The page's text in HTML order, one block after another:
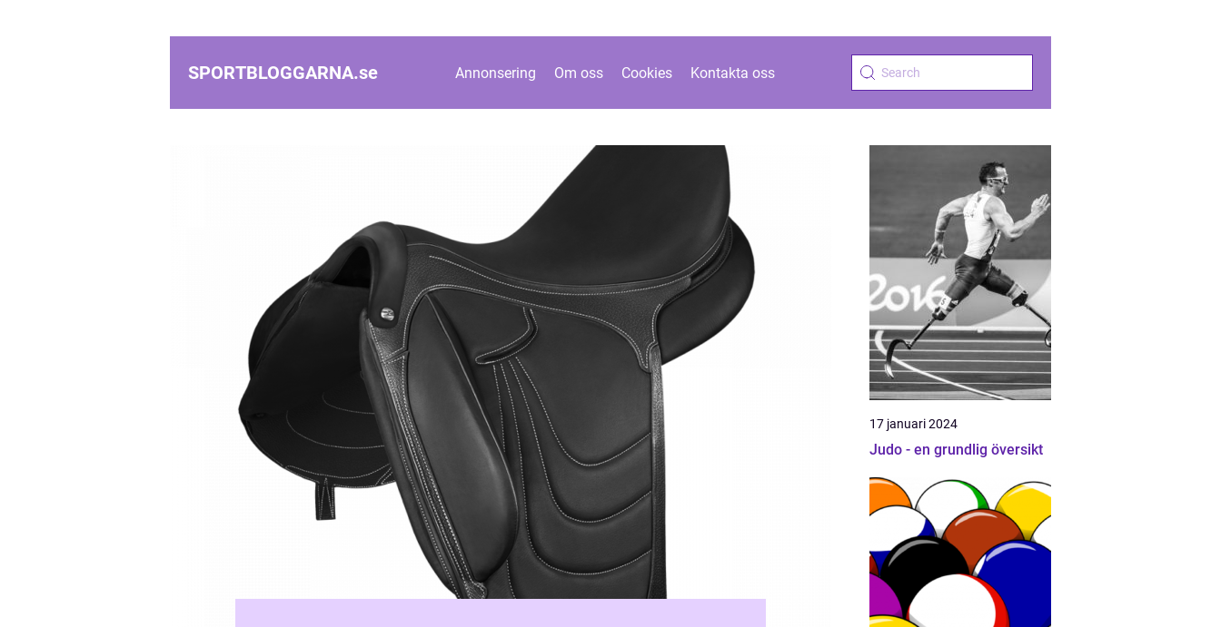
SPORTBLOGGARNA.se Annonsering Om oss Cookies Kontakta oss
17 januari 2024
Judo - en grundlig översikt